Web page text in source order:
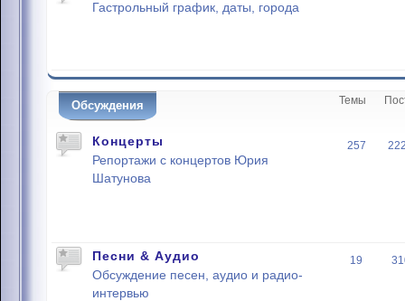
Гастрольный график, даты, города
Обсуждения Темы
Концерты
Репортажи с концертов Юрия
Шатунова
257
Песни & Аудио
Обсуждение песен, аудио и радио-
интервью
19